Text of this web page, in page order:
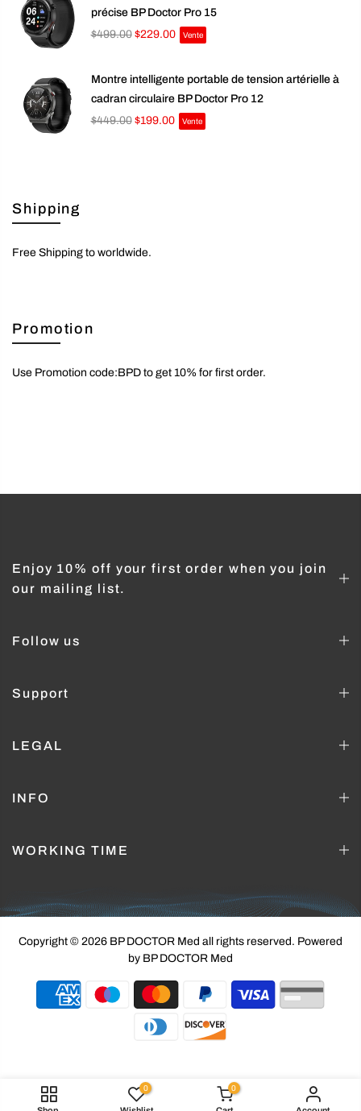
précise BP Doctor Pro 15
$499.00 $229.00 Vente
Montre intelligente portable de tension artérielle à
cadran circulaire BP Doctor Pro 12
$449.00 $199.00 Vente
Shipping
Free Shipping to worldwide.
Promotion
Use Promotion code:BPD to get 10% for first order.
Enjoy 10% off your first order when you join
our mailing list.
Follow us
Support
LEGAL
INFO
WORKING TIME
Copyright © 2026 BP DOCTOR Med all rights reserved. Powered
by BP DOCTOR Med
0 0